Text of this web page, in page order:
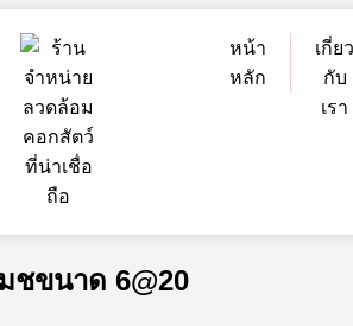
หน้า
หลัก
เกี่ยว
กับ
เรา
ชขนาด 6@20